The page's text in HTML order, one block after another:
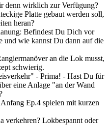
denn wirklich zur Verfügung?
Platte gebaut werden soll,
heran?
Befindest Du Dich vor
und wie kannst Du dann auf die
an die Lok musst,
schwierig.
- Prima! - Hast Du für
eine Anlage "an der Wand
Ep.4 spielen mit kurzen
verkehren? Lokbespannt oder